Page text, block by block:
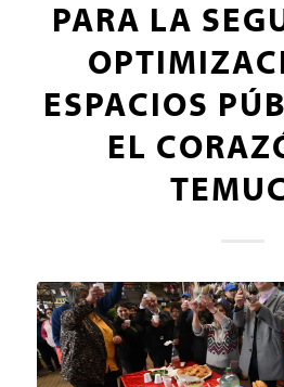
PARA LA
ESPACIOS
EL